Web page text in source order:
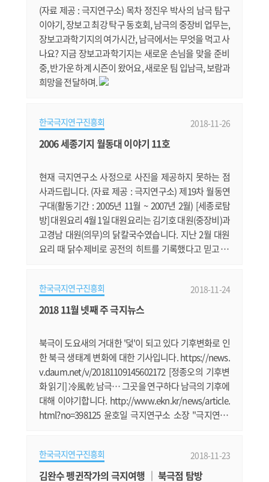
(자료 제공 : 극지연구소) 목차 정진우 박사의 남극 탐구
이야기, 장보고 최강 탁구 동호회, 남극의 중장비 업무는,
장보고과학기지의 여가시간, 남극에서는 무엇을 먹고 사
나요? 지금 장보고과학기지는 새로운 손님을 맞을 준비
중, 반가운 하계 시즌이 왔어요, 새로운 팀 입남극, 보람과
희망을 전달하며.
한국극지연구진흥회 2018-11-26
2006 세종기지 월동대 이야기 11호
현재 극지연구소 사정으로 사진을 제공하지 못하는 점
사과드립니다. (자료 제공 : 극지연구소) 제19차 월동연
구대(활동기간 : 2005년 11월 ~ 2007년 2월) [세종로탐
방] 대원요리 4월 1일 대원요리는 김기호 대원(중장비)과
고경남 대원(의무)의 닭칼국수였습니다. 지난 2월 대원
요리 때 닭수제비로 공전의 히트를 기록했다고 믿고 있
대원의 간곡한 바램을 고려해서 닭칼국수로 메뉴를 결정
하게 됐습니다. 자원봉사자로 나선 박정민 대원이 칼국
한국극지연구진흥회 2018-11-24
2018 11월 넷째 주 극지뉴스
북극이 도요새의 거대한 '덫'이 되고 있다 기후변화로 인
한 북극 생태계 변화에 대한 기사입니다. https://news.
v.daum.net/v/20181109145602172 [정종오의 기후변
화 읽기] 冷風乾 남극… 그곳을 연구하다 남극의 기후에
대해 이야기합니다. http://www.ekn.kr/news/article.
html?no=398125 윤호일 극지연구소 소장 "극지연구,
tps://news.v.daum.net/v/20181118190802390 바렌
츠의 꿈: 북극항로와 환동해시대의 개막 북극항로 개척
한국극지연구진흥회 2018-11-23
김완수 펭귄작가의 극지여행 ｜ 북극점 탐방